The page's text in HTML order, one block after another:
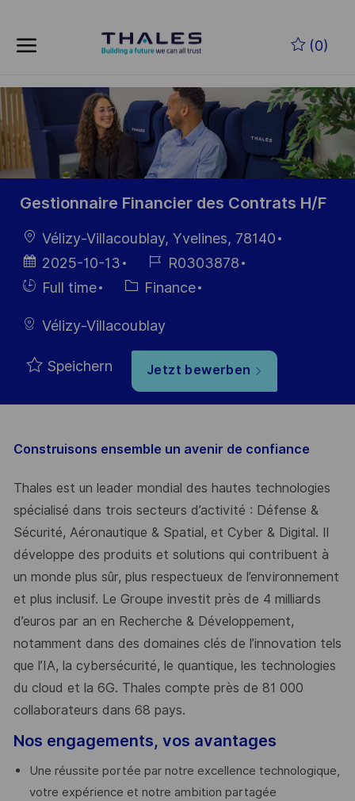
(0)
-
Gestionnaire Financier des Contrats H/F
Ort Vélizy-Villacoublay, Yvelines, 78140
Datum der
Veröffentlichung
2025-10-13
Job-
ID
R0303878
Einstellunngstyp
Full time Kategorie
Finance
Vélizy-Villacoublay
Speichern Jetzt bewerben
Construisons ensemble un avenir de confiance
Thales est un leader mondial des hautes technologies
spécialisé dans trois secteurs d’activité : Défense &
Sécurité, Aéronautique & Spatial, et Cyber & Digital. Il
développe des produits et solutions qui contribuent à
un monde plus sûr, plus respectueux de l’environnement
et plus inclusif. Le Groupe investit près de 4 milliards
d’euros par an en Recherche & Développement,
notamment dans des domaines clés de l’innovation tels
que l’IA, la cybersécurité, le quantique, les technologies
du cloud et la 6G. Thales compte près de 81 000
collaborateurs dans 68 pays.
Nos engagements, vos avantages
Une réussite portée par notre excellence technologique,
votre expérience et notre ambition partagée